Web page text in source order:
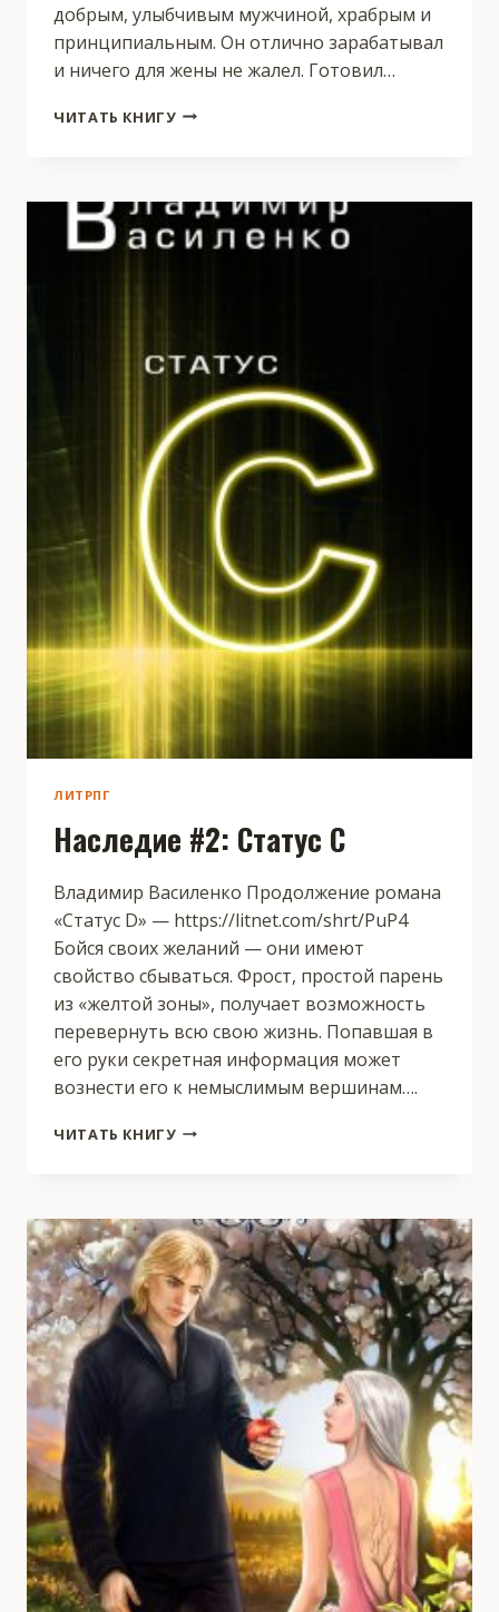
добрым, улыбчивым мужчиной, храбрым и
принципиальным. Он отлично зарабатывал
и ничего для жены не жалел. Готовил…
ЧИТАТЬ КНИГУБЕССТЫЖАЯ
ЛИТРПГ
Наследие #2: Статус C
Владимир Василенко Продолжение романа
«Статус D» — https://litnet.com/shrt/PuP4
Бойся своих желаний — они имеют
свойство сбываться. Фрост, простой парень
из «желтой зоны», получает возможность
перевернуть всю свою жизнь. Попавшая в
его руки секретная информация может
вознести его к немыслимым вершинам….
ЧИТАТЬ КНИГУНАСЛЕДИЕ